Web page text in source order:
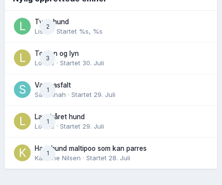
2
Tynn hund
Lisen · Startet %s, %s
3
Torden og lyn
Lovise · Startet 30. Juli
1
Varm asfalt
Savannah · Startet 29. Juli
1
Langhåret hund
Lovise · Startet 29. Juli
1
Hannhund maltipoo som kan parres
Karoline Nilsen · Startet 28. Juli